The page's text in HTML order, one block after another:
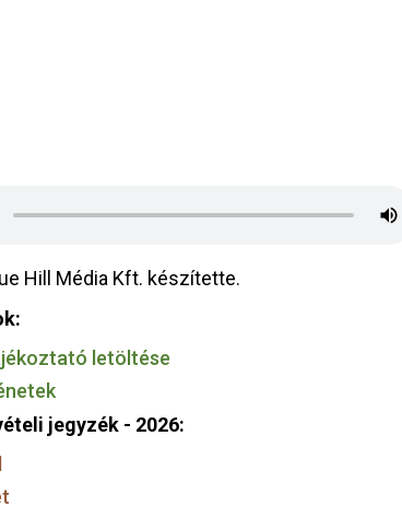
Hill Média Kft. készítette.
letöltése
jegyzék - 2026: